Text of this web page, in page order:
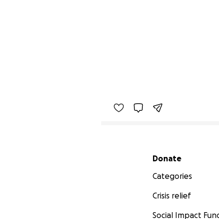
Secondary menu
Donate
Categories
Crisis relief
Social Impact